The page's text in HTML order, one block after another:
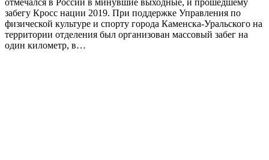
отмечался в России в минувшие выходные, и прошедшему
забегу Кросс нации 2019. При поддержке Управления по
физической культуре и спорту города Каменска-Уральского на
территории отделения был организован массовый забег на
один километр, в…